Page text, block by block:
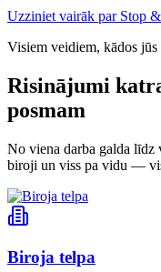
Uzziniet vairāk par Stop
Visiem veidiem, kādos jūs
Risinājumi
posmam
No viena darba galda līdz
biroji un viss pa vidu —
Biroja telpa